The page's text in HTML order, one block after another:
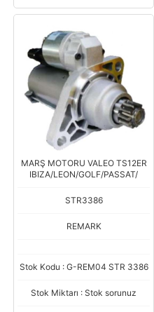
MARŞ MOTORU VALEO TS12ER
IBIZA/LEON/GOLF/PASSAT/
STR3386
REMARK
Stok Kodu : G-REM04 STR 3386
Stok Miktarı : Stok sorunuz